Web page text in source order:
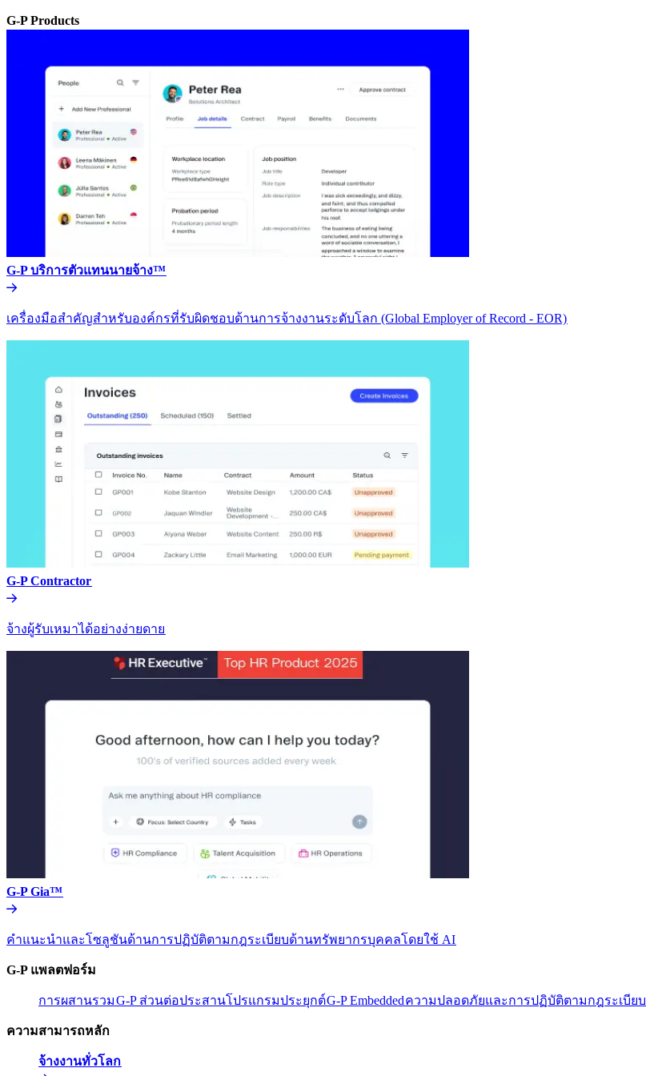
G-P Products​​
G-P บริการตัวแทนนายจ้าง™​​
เครื่องมือสำคัญสำหรับองค์กรที่รับผิดชอบด้านการจ้างงานระดับโลก (Global Employer of Record - EOR)​​
G-P Contractor​​
จ้างผู้รับเหมาได้อย่างง่ายดาย​​
G-P Gia™​​
คำแนะนำและโซลูชันด้านการปฏิบัติตามกฎระเบียบด้านทรัพยากรบุคคลโดยใช้ AI​​
G-P แพลตฟอร์ม​​
การผสานรวม​​G-P ส่วนต่อประสานโปรแกรมประยุกต์​​G-P Embedded​​ความปลอดภัยและการปฏิบัติตามกฎระเบียบ​​
ความสามารถหลัก​​
จ้างงานทั่วโลก​​